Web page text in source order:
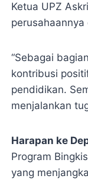
Ketua UPZ
“Sebagai
kontribusi
pendidikan.
menjalankan
Harapan ke
Program
yang